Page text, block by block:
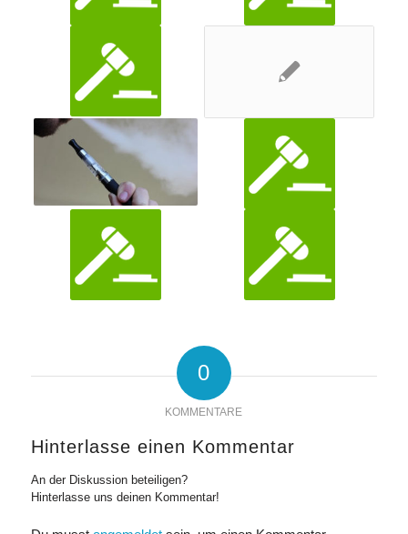
0
KOMMENTARE
Hinterlasse einen Kommentar
An der Diskussion beteiligen?
Hinterlasse uns deinen Kommentar!